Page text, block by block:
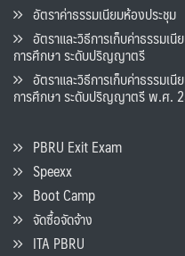
อัตราค่าธรรมเนียมห้องประชุม
อัตราและวิธีการเก็บค่าธรรมเนี
การศึกษา ระดับปริญญาตรี
อัตราและวิธีการเก็บค่าธรรมเนี
การศึกษา ระดับปริญญาตรี พ.ศ.
PBRU Exit Exam
Speexx
Boot Camp
จัดซื้อจัดจ้าง
ITA PBRU